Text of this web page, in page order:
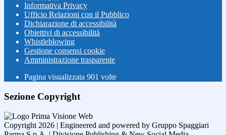
Informativa Privacy
Ufficio Relazioni con il Pubblico
Dichiarazione di accessibilità
Obiettivi di accessibilità
Whistleblowing
Gestione consensi cookie
Amministrazione trasparente
Pagina visualizzata 901 volte
Sezione Copyright
Copyright 2026 | Engineered and powered by Gruppo Spaggiari